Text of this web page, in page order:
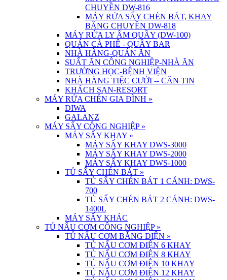
CHUYỀN DW-816
MÁY RỬA SẤY CHÉN BÁT, KHAY
BĂNG CHUYỀN DW-818
MÁY RỬA LY ÂM QUẦY (DW-100)
QUÁN CÀ PHÊ - QUẦY BAR
NHÀ HÀNG-QUÁN ĂN
SUẤT ĂN CÔNG NGHIỆP-NHÀ ĂN
TRƯỜNG HỌC-BỆNH VIỆN
NHÀ HÀNG TIỆC CƯỚI -- CĂN TIN
KHÁCH SẠN-RESORT
MÁY RỬA CHÉN GIA ĐÌNH »
DIWA
GALANZ
MÁY SẤY CÔNG NGHIỆP »
MÁY SẤY KHAY »
MÁY SẤY KHAY DWS-3000
MÁY SẤY KHAY DWS-2000
MÁY SẤY KHAY DWS-1000
TỦ SẤY CHÉN BÁT »
TỦ SẤY CHÉN BÁT 1 CÁNH: DWS-
700
TỦ SẤY CHÉN BÁT 2 CÁNH: DWS-
1400L
MÁY SẤY KHÁC
TỦ NẤU CƠM CÔNG NGHIỆP »
TỦ NẤU CƠM BẰNG ĐIỆN »
TỦ NẤU CƠM ĐIỆN 6 KHAY
TỦ NẤU CƠM ĐIỆN 8 KHAY
TỦ NẤU CƠM ĐIỆN 10 KHAY
TỦ NẤU CƠM ĐIỆN 12 KHAY